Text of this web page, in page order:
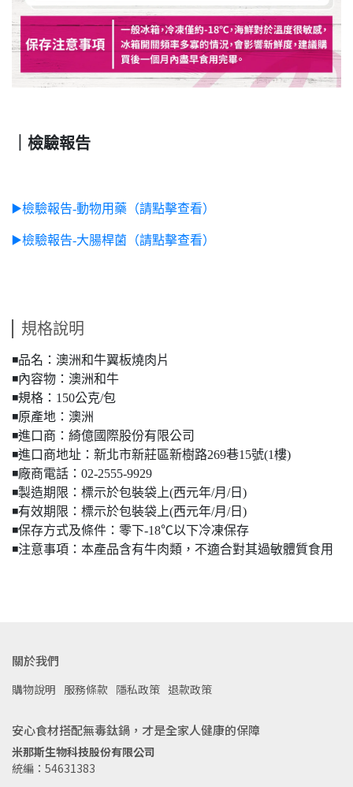
｜檢驗報告
▶️檢驗報告-動物用藥（請點擊查看）
▶️檢驗報告-大腸桿菌（請點擊查看）
規格說明
◾️品名：澳洲和牛翼板燒肉片
◾️內容物：澳洲和牛
◾️規格：150公克/包
◾️原產地：澳洲
◾️進口商：綺億國際股份有限公司
◾️進口商地址：新北市新莊區新樹路269巷15號(1樓)
◾️廠商電話：02-2555-9929
◾️製造期限：標示於包裝袋上(西元年/月/日)
◾️有效期限：標示於包裝袋上(西元年/月/日)
◾️保存方式及條件：零下-18℃以下冷凍保存
◾️注意事項：本產品含有牛肉類，不適合對其過敏體質食用
關於我們
購物說明 服務條款 隱私政策 退款政策
安心食材搭配無毒鈦鍋，才是全家人健康的保障
米那斯生物科技股份有限公司
統編：54631383